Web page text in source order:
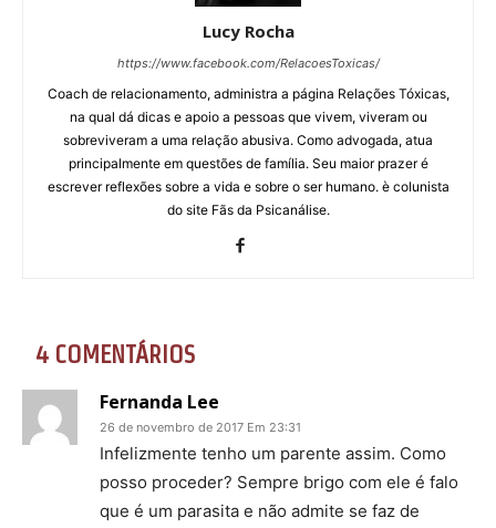
Lucy Rocha
https://www.facebook.com/RelacoesToxicas/
Coach de relacionamento, administra a página Relações Tóxicas,
na qual dá dicas e apoio a pessoas que vivem, viveram ou
sobreviveram a uma relação abusiva. Como advogada, atua
principalmente em questões de família. Seu maior prazer é
escrever reflexões sobre a vida e sobre o ser humano. è colunista
do site Fãs da Psicanálise.
4 COMENTÁRIOS
Fernanda Lee
26 de novembro de 2017 Em 23:31
Infelizmente tenho um parente assim. Como
posso proceder? Sempre brigo com ele é falo
que é um parasita e não admite se faz de